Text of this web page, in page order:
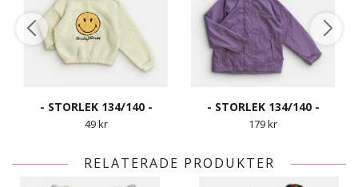
- STORLEK 134/140 -
49 kr
- STORLEK 134/140 -
179 kr
RELATERADE PRODUKTER